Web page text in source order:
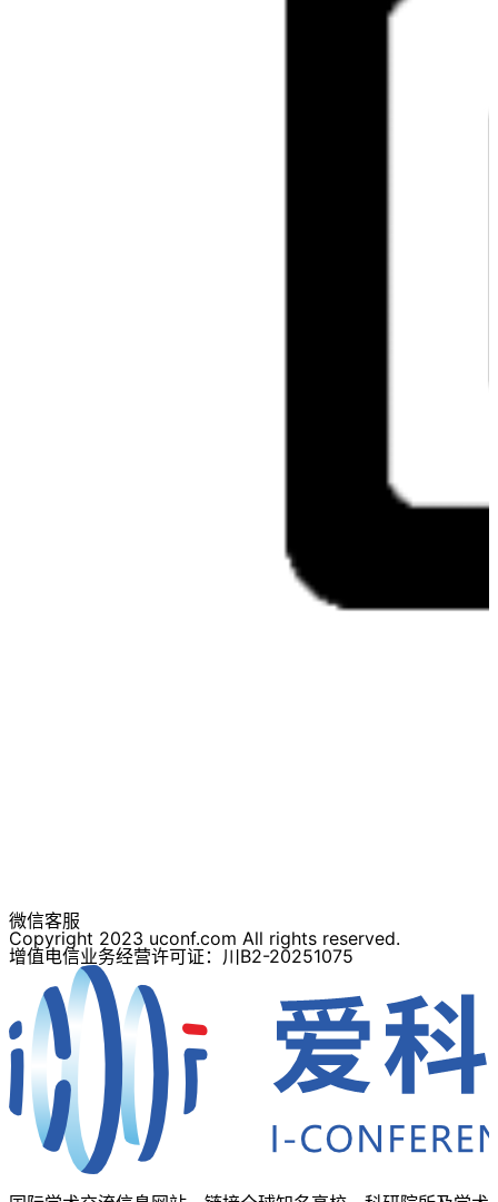
微信客服
Copyright 2023 uconf.com All rights reserved.
增值电信业务经营许可证：川B2-20251075